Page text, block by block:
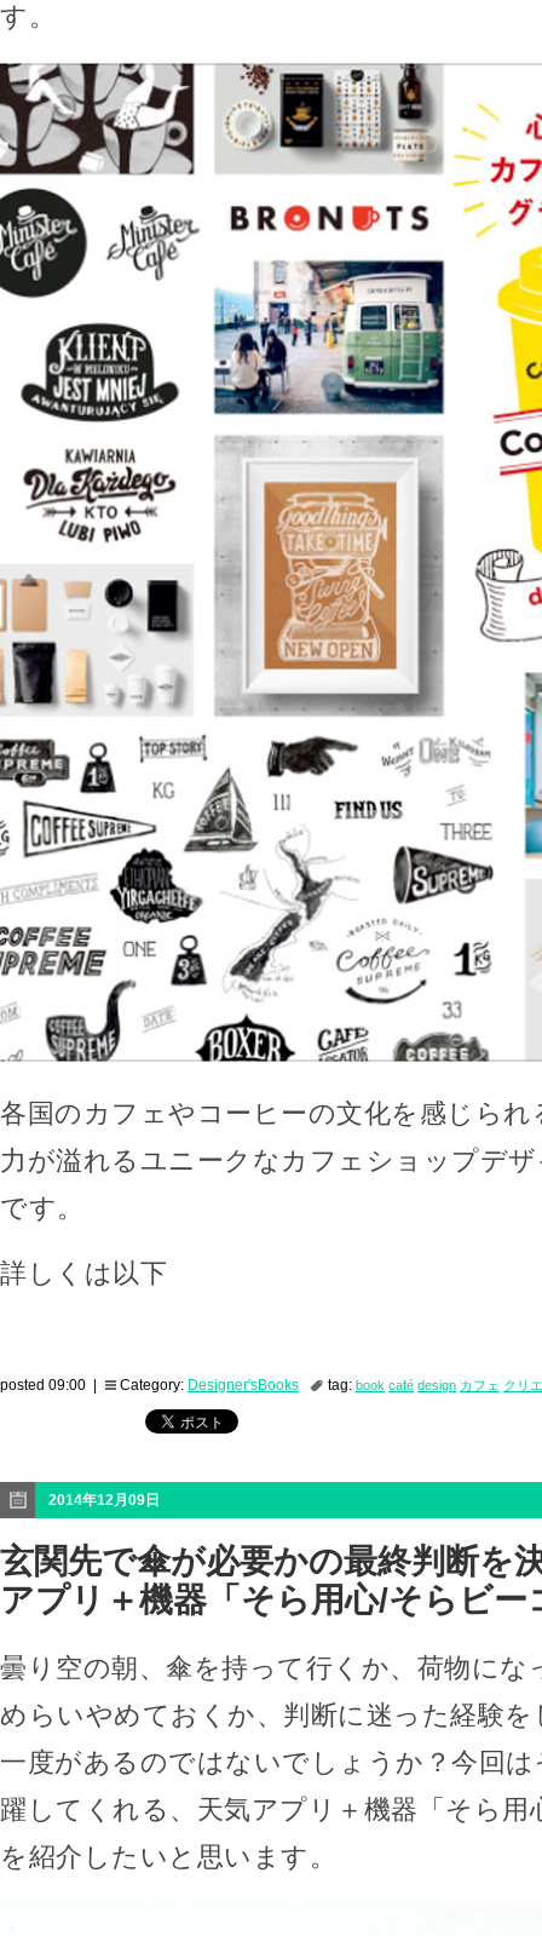
す。
各国のカフェやコーヒーの文化を感じら
力が溢れるユニークなカフェショップデ
です。
詳しくは以下
posted 09:00 | Category: Designer'sBooks tag: book café design カフェ クリ
2014年12月09日
玄関先で傘が必要かの最終判断を
アプリ＋機器「そら用心/そらビー
曇り空の朝、傘を持って行くか、荷物に
めらいやめておくか、判断に迷った経験
一度があるのではないでしょうか？今回
躍してくれる、天気アプリ＋機器「そら用
を紹介したいと思います。